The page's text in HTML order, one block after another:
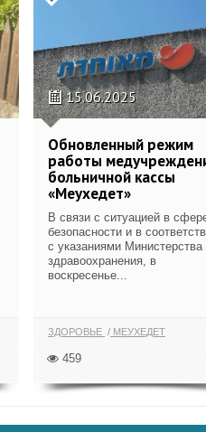
15.06.2025
Обновленный режим
работы
больничной кассы
«Меухедет»
В связи с ситуацией в
безопасности и в
с указаниями Министерства
здравоохранения, в
воскресенье...
ЗДОРОВЬЕ МЕУХЕДЕТ
459